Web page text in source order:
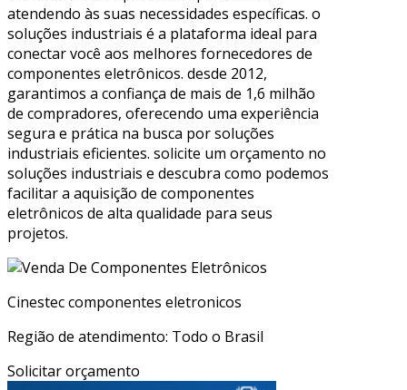
atendendo às suas necessidades específicas. o
soluções industriais é a plataforma ideal para
conectar você aos melhores fornecedores de
componentes eletrônicos. desde 2012,
garantimos a confiança de mais de 1,6 milhão
de compradores, oferecendo uma experiência
segura e prática na busca por soluções
industriais eficientes. solicite um orçamento no
soluções industriais e descubra como podemos
facilitar a aquisição de componentes
eletrônicos de alta qualidade para seus
projetos.
Cinestec componentes eletronicos
Região de atendimento: Todo o Brasil
Solicitar orçamento